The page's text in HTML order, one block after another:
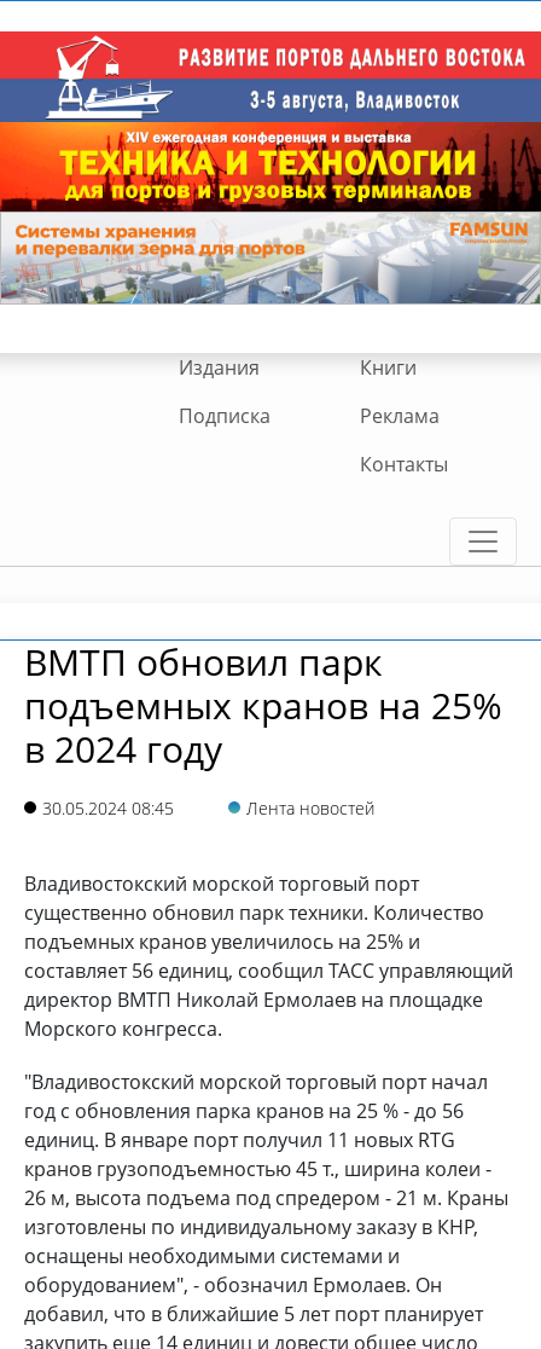
Издания
Книги
Подписка
Реклама
Контакты
ВМТП обновил парк
подъемных кранов на 25%
в 2024 году
30.05.2024 08:45 Лента новостей
Владивостокский морской торговый порт
существенно обновил парк техники. Количество
подъемных кранов увеличилось на 25% и
составляет 56 единиц, сообщил ТАСС управляющий
директор ВМТП Николай Ермолаев на площадке
Морского конгресса.
"Владивостокский морской торговый порт начал
год с обновления парка кранов на 25 % - до 56
единиц. В январе порт получил 11 новых RTG
кранов грузоподъемностью 45 т., ширина колеи -
26 м, высота подъема под спредером - 21 м. Краны
изготовлены по индивидуальному заказу в КНР,
оснащены необходимыми системами и
оборудованием", - обозначил Ермолаев. Он
добавил, что в ближайшие 5 лет порт планирует
закупить еще 14 единиц и довести общее число